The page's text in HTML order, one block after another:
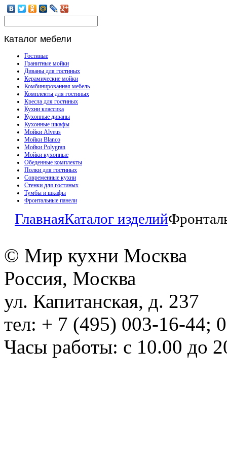
Каталог мебели
Гостиные
Гранитные мойки
Диваны для гостиных
Керамические мойки
Комбинированная мебель
Комплекты для гостиных
Кресла для гостиных
Кухни классика
Кухонные диваны
Кухонные шкафы
Мойки Alveus
Мойки Blanco
Мойки Polygran
Мойки кухонные
Обеденные комплекты
Полки для гостиных
Современные кухни
Стенки для гостиных
Тумбы и шкафы
Фронтальные панели
ГлавнаяКаталог изделий
© Мир кухни Москва
Россия, Москва
ул. Капитанская, д. 237
тел: + 7 (495) 003-16-44;
Часы работы: с 10.00 до